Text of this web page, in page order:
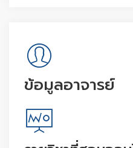
ข้อมูลอาจารย์